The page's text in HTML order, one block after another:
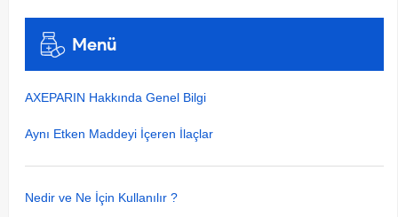
Menü
AXEPARIN Hakkında Genel Bilgi
Aynı Etken Maddeyi İçeren İlaçlar
Nedir ve Ne İçin Kullanılır ?